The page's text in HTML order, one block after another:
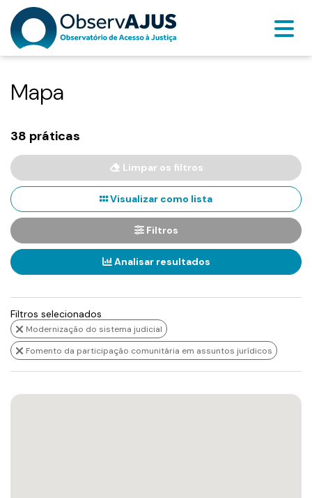
Mapa
38 práticas
Limpar os filtros
Visualizar como lista
Filtros
Analisar resultados
Filtros selecionados
Modernização do sistema judicial
Fomento da participação comunitária em assuntos jurídicos